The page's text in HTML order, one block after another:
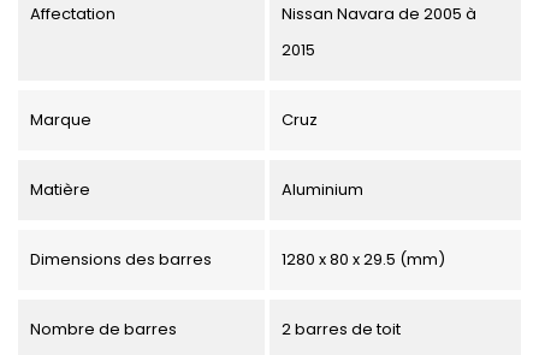
Affectation
Nissan Navara de 2005 à
2015
Marque Cruz
Matière Aluminium
Dimensions des barres 1280 x 80 x 29.5 (mm)
Nombre de barres 2 barres de toit